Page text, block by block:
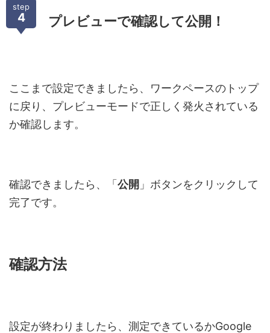
step
4 プレビューで確認して公開！
ここまで設定できましたら、ワークペースのトップ
に戻り、プレビューモードで正しく発火されている
か確認します。
確認できましたら、「公開 」ボタンをクリックして
完了です。
確認方法
設定が終わりましたら、測定できているかGoogle